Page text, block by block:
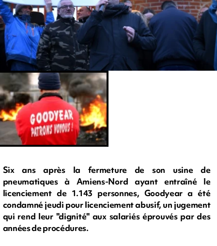
Six ans après la fermeture de son usine de
pneumatiques à Amiens-Nord ayant entraîné le
licenciement de 1.143 personnes, Goodyear a été
condamné jeudi pour licenciement abusif, un jugement
qui rend leur "dignité" aux salariés éprouvés par des
années de procédures.